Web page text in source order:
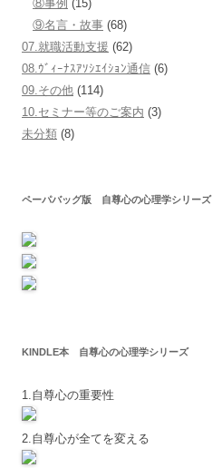
⑧事例 (15)
⑨名言・故事 (68)
07.就職活動支援 (62)
08.ｳﾞｨｰﾅｽｱｿｼｴｲｼｮﾝ通信 (6)
09.その他 (114)
10.セミナー等のご案内 (3)
未分類 (8)
ペーパバッグ版 自尊心の心理学シリーズ
KINDLE本 自尊心の心理学シリーズ
1.自尊心の重要性
2.自尊心が全てを変える